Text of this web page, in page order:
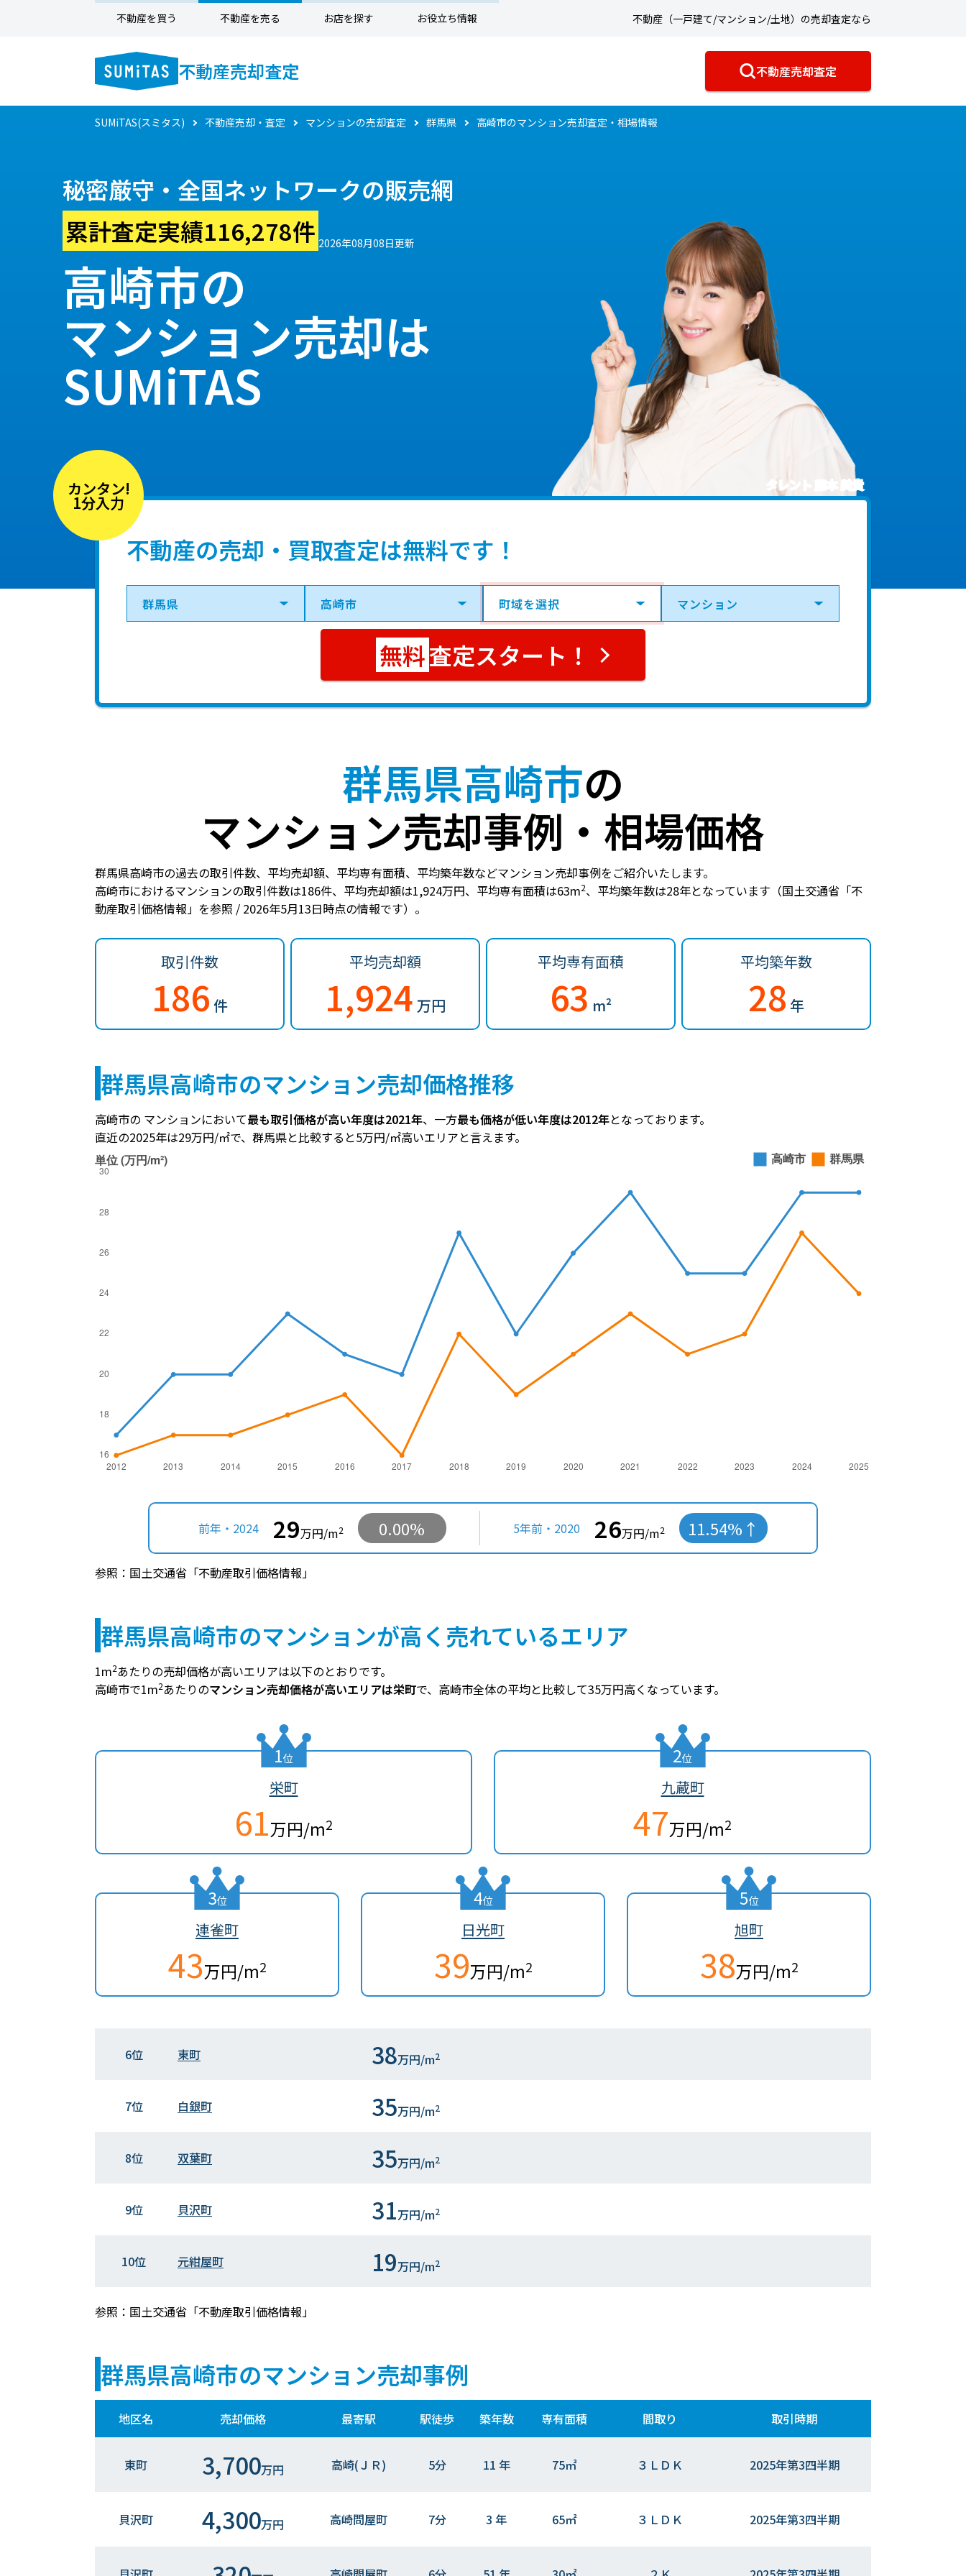
不動産を買う 不動産を売る お店を探す お役立ち情報 不動産（一戸建て/マンション/土地）の売却査定なら
不動産売却査定 不動産売却査定
SUMiTAS(スミタス) 不動産売却・査定 マンションの売却査定 群馬県 高崎市のマンション売却査定・相場情報
秘密厳守・全国ネットワークの販売網
累計査定実績116,278件 2026年08月08日更新
高崎市の
マンション売却は
SUMiTAS
タレント 藤本 美貴
カンタン!
1分入力
不動産の売却・買取査定は無料です！
査定スタート！
群馬県高崎市の
マンション売却事例・相場価格
群馬県高崎市の過去の取引件数、平均売却額、平均専有面積、平均築年数などマンション売却事例をご紹介いたします。
高崎市におけるマンションの取引件数は186件、 平均売却額は1,924万円、 平均専有面積は63m2、 平均築年数は28年となっています（国土交通省「不
動産取引価格情報」を参照 / 2026年5月13日時点の情報です）。
取引件数
186 件
平均売却額
1,924 万円
平均専有面積
63 m²
平均築年数
28 年
群馬県高崎市のマンション売却価格推移
高崎市の マンションにおいて最も取引価格が高い年度は2021年、一方最も価格が低い年度は2012年となっております。
直近の2025年は29万円/㎡で、群馬県と比較すると5万円/㎡高いエリアと言えます。
前年・2024 29万円/m2 0.00% 5年前・2020 26万円/m2 11.54%
参照：国土交通省「不動産取引価格情報」
群馬県高崎市のマンションが高く売れているエリア
1m2あたりの売却価格が高いエリアは以下のとおりです。
高崎市で1m2あたりのマンション売却価格が高いエリアは栄町で、高崎市全体の平均と比較して35万円高くなっています。
1位
栄町
61万円/m2
2位
九蔵町
47万円/m2
3位
連雀町
43万円/m2
4位
日光町
39万円/m2
5位
旭町
38万円/m2
6位 東町 38万円/m2
7位 白銀町 35万円/m2
8位 双葉町 35万円/m2
9位 貝沢町 31万円/m2
10位 元紺屋町 19万円/m2
参照：国土交通省「不動産取引価格情報」
群馬県高崎市のマンション売却事例
地区名 売却価格 最寄駅 駅徒歩 築年数 専有面積 間取り 取引時期
東町 3,700万円 高崎(ＪＲ) 5分 11 年 75㎡ ３ＬＤＫ 2025年第3四半期
貝沢町 4,300万円 高崎問屋町 7分 3 年 65㎡ ３ＬＤＫ 2025年第3四半期